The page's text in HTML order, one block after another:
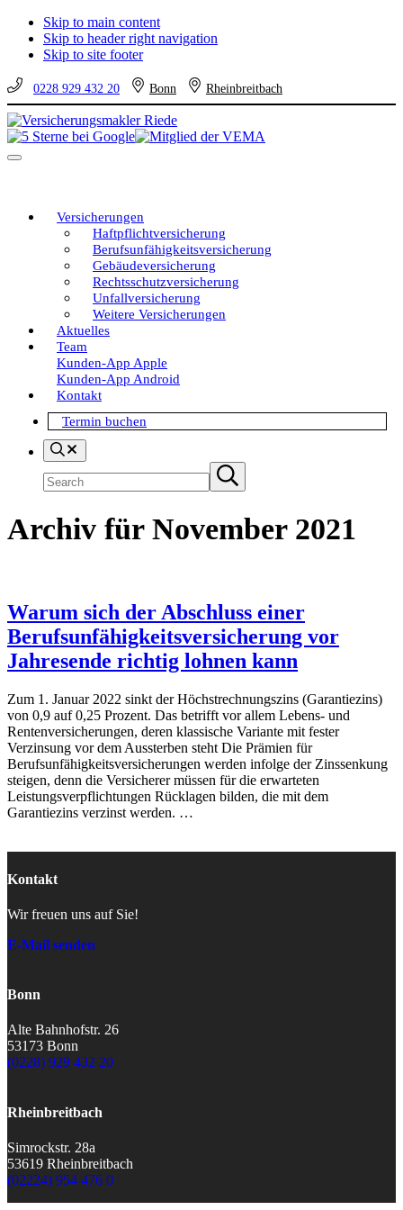
Skip to main content
Skip to header right navigation
Skip to site footer
0228 929 432 20 Bonn Rheinbreitbach
Versicherungsmakler
Riede
Versicherungen
vom
eine
Entscheidung!
Menu
Versicherungen
Haftpflichtversicherung
Berufsunfähigkeitsversicherung
Gebäudeversicherung
Rechtsschutzversicherung
Unfallversicherung
Weitere Versicherungen
Aktuelles
Team
Kunden-App Apple
Kunden-App Android
Kontakt
Termin buchen
Search
Submit
search
Archiv für November 2021
Warum sich der Abschluss einer
Berufsunfähigkeitsversicherung vor
Jahresende richtig lohnen kann
Zum 1. Januar 2022 sinkt der Höchstrechnungszins (Garantiezins)
von 0,9 auf 0,25 Prozent. Das betrifft vor allem Lebens- und
Rentenversicherungen, deren klassische Variante mit fester
Verzinsung vor dem Aussterben steht Die Prämien für
Berufsunfähigkeitsversicherungen werden infolge der Zinssenkung
steigen, denn die Versicherer müssen für die erwarteten
Leistungsverpflichtungen Rücklagen bilden, die mit dem
Garantiezins verzinst werden. …
Kontakt
Wir freuen uns auf Sie!
E-Mail senden
Bonn
Alte Bahnhofstr. 26
53173 Bonn
(0228) 929 432 20
Rheinbreitbach
Simrockstr. 28a
53619 Rheinbreitbach
(02224) 954 476 0